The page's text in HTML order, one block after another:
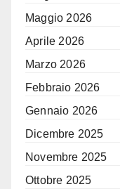
Maggio 2026
Aprile 2026
Marzo 2026
Febbraio 2026
Gennaio 2026
Dicembre 2025
Novembre 2025
Ottobre 2025